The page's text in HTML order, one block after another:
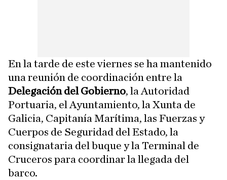
En la tarde de este viernes se ha mantenido
una reunión de coordinación entre la
Delegación del Gobierno, la Autoridad
Portuaria, el Ayuntamiento, la Xunta de
Galicia, Capitanía Marítima, las Fuerzas y
Cuerpos de Seguridad del Estado, la
consignataria del buque y la Terminal de
Cruceros para coordinar la llegada del
barco.